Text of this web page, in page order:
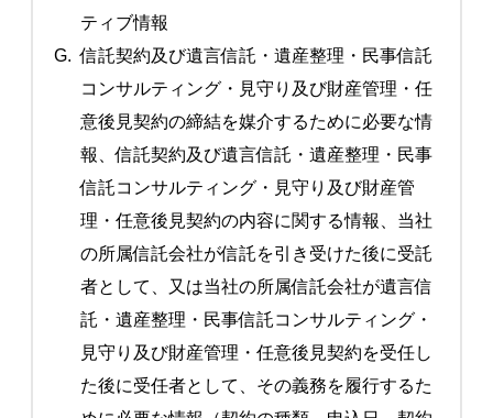
ティブ情報
G. 信託契約及び遺言信託・遺産整理・民事信託
コンサルティング・見守り及び財産管理・任
意後見契約の締結を媒介するために必要な情
報、信託契約及び遺言信託・遺産整理・民事
信託コンサルティング・見守り及び財産管
理・任意後見契約の内容に関する情報、当社
の所属信託会社が信託を引き受けた後に受託
者として、又は当社の所属信託会社が遺言信
託・遺産整理・民事信託コンサルティング・
見守り及び財産管理・任意後見契約を受任し
た後に受任者として、その義務を履行するた